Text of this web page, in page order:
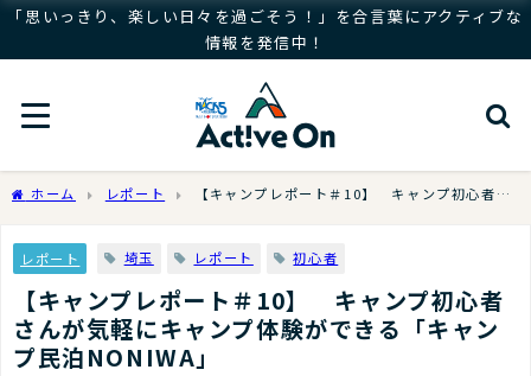
「思いっきり、楽しい日々を過ごそう！」を合言葉にアクティブな
情報を発信中！
ホーム レポート
【キャンプレポート＃10】 キャンプ初心者さ
レポート 埼玉 レポート 初心者
【キャンプレポート＃10】 キャンプ初心者
さんが気軽にキャンプ体験ができる「キャン
プ民泊NONIWA」